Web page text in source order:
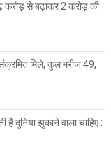
करोड़ से बढ़ाकर 2 करोड़ की
मिले, कुल मरीज 49,
है दुनिया झुकाने वाला चाहिए :